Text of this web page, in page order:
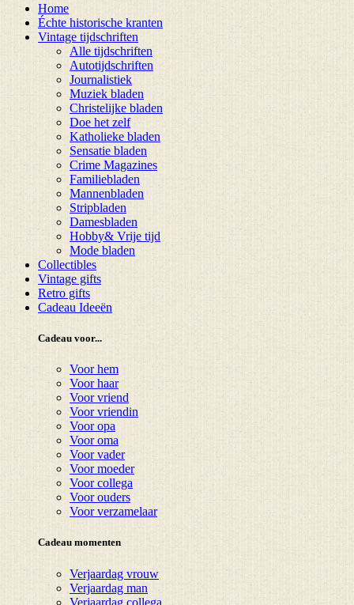
Home
Échte historische kranten
Vintage tijdschriften
Alle tijdschriften
Autotijdschriften
Journalistiek
Muziek bladen
Christelijke bladen
Doe het zelf
Katholieke bladen
Sensatie bladen
Crime Magazines
Familiebladen
Mannenbladen
Stripbladen
Damesbladen
Hobby& Vrije tijd
Mode bladen
Collectibles
Vintage gifts
Retro gifts
Cadeau Ideeën
Cadeau voor...
Voor hem
Voor haar
Voor vriend
Voor vriendin
Voor opa
Voor oma
Voor vader
Voor moeder
Voor collega
Voor ouders
Voor verzamelaar
Cadeau momenten
Verjaardag vrouw
Verjaardag man
Verjaardag collega